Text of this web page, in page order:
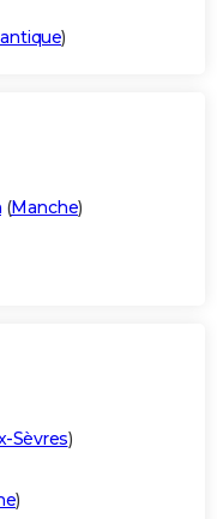
)
(Manche)
Sèvres)
)